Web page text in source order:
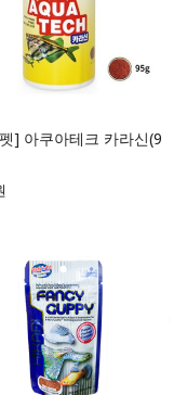
] 아쿠아테크 카라신(9